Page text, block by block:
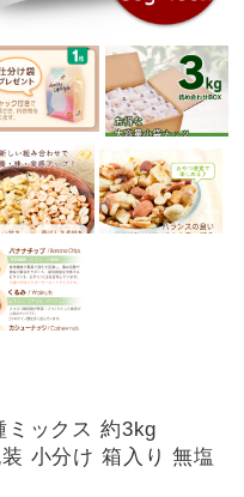
ミックス 約3kg
小分け 箱入り 無塩